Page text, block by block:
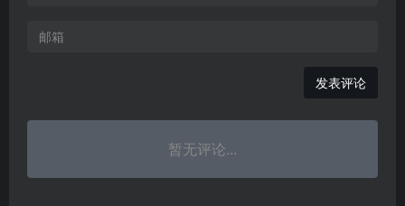
发表评论
暂无评论...